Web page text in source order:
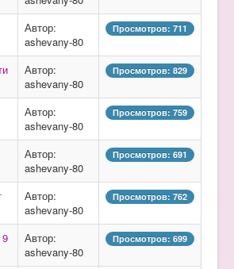
Автор:
ashevany-80
Просмотров: 711
Автор:
ashevany-80
Просмотров: 829
Автор:
ashevany-80
Просмотров: 759
Автор:
ashevany-80
Просмотров: 691
Автор:
ashevany-80
Просмотров: 762
9
Автор:
ashevany-80
Просмотров: 699